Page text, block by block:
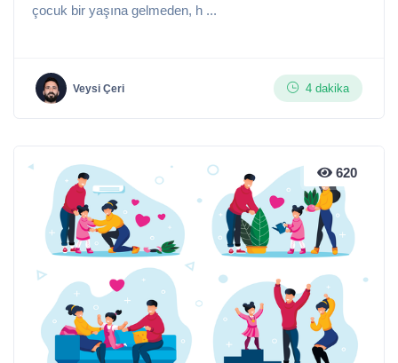
çocuk bir yaşına gelmeden, h ...
Veysi Çeri 4 dakika
620